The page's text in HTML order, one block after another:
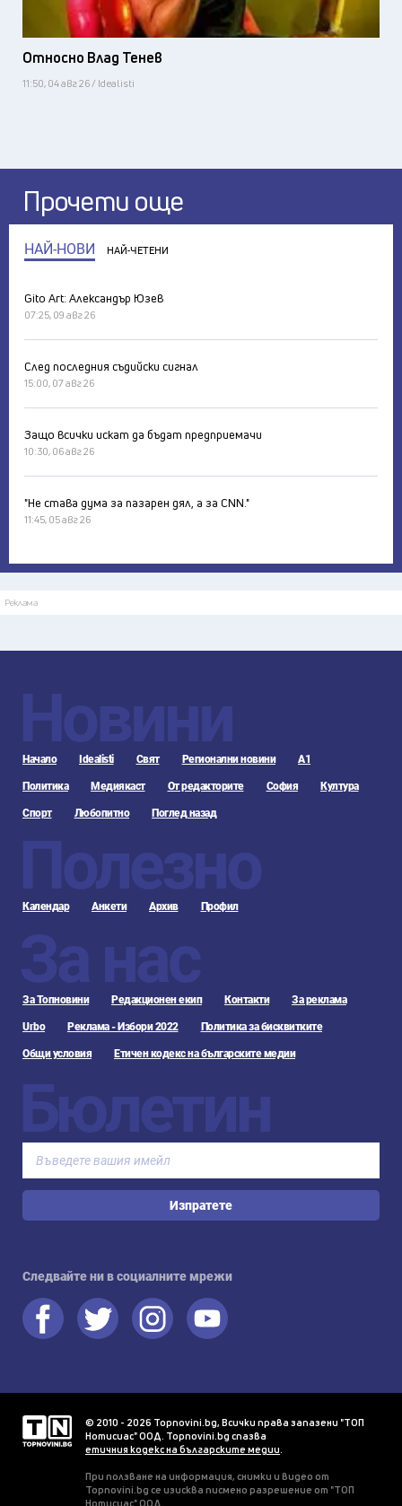
Относно Влад Тенев
11:50, 04 авг 26 / Idealisti
Прочети още
НАЙ-НОВИ НАЙ-ЧЕТЕНИ
Gito Art: Александър Юзев
07:25, 09 авг 26
След последния съдийски сигнал
15:00, 07 авг 26
Защо всички искат да бъдат предприемачи
10:30, 06 авг 26
"Не става дума за пазарен дял, а за CNN."
11:45, 05 авг 26
Реклама
Новини
Начало Idealisti Свят Регионални новини А1
Политика Медиякаст От редакторите София Култура
Спорт Любопитно Поглед назад
Полезно
Календар Анкети Архив Профил
За нас
За Топновини Редакционен екип Контакти За реклама
Urbo Реклама - Избори 2022 Политика за бисквитките
Общи условия Етичен кодекс на българските медии
Бюлетин
Изпратете
Следвайте ни в социалните мрежи
© 2010 - 2026 Topnovini.bg, Всички права запазени "ТОП
Нотисиас" ООД. Topnovini.bg спазва
етичния кодекс на българските медии
При ползване на информация, снимки и видео от
Topnovini.bg се изисква писмено разрешение от "ТОП
Нотисиас" ООД.